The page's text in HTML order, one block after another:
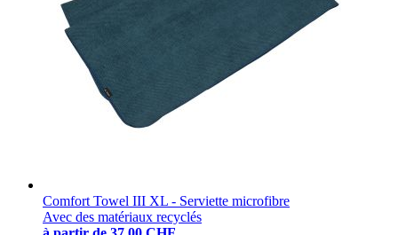
Comfort Towel III XL - Serviette microfibre
Avec des matériaux recyclés